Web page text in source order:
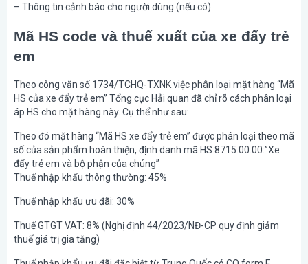
– Thông tin cảnh báo cho người dùng (nếu có)
Mã HS code và thuế xuất của xe đẩy trẻ
em
Theo công văn số 1734/TCHQ-TXNK việc phân loại mặt hàng “Mã
HS của xe đẩy trẻ em” Tổng cục Hải quan đã chỉ rõ cách phân loại
áp HS cho mặt hàng này. Cụ thể như sau:
Theo đó mặt hàng “Mã HS xe đẩy trẻ em” được phân loại theo mã
số của sản phẩm hoàn thiện, định danh mã HS 8715.00.00:”Xe
đẩy trẻ em và bộ phận của chúng”
Thuế nhập khẩu thông thường: 45%
Thuế nhập khẩu ưu đãi: 30%
Thuế GTGT VAT: 8% (Nghị định 44/2023/NĐ-CP quy định giảm
thuế giá trị gia tăng)